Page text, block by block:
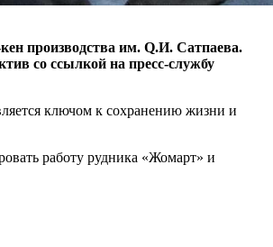
производства им. Q.И. Сатпаева.
со ссылкой на пресс-службу
ключом к сохранению жизни и
работу рудника «Жомарт» и